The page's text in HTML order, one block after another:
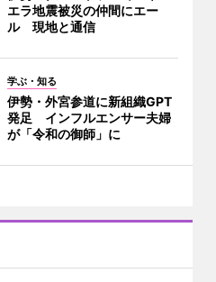
エラ地震被災の仲間にエー
ル 現地と通信
学ぶ・知る
伊勢・外宮参道に新組織GPT
発足 インフルエンサー夫婦
が「令和の御師」に